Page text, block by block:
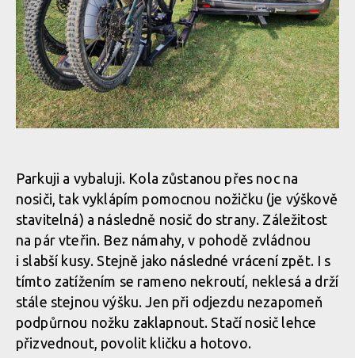
Parkuji a vybaluji. Kola zůstanou přes noc na
nosiči, tak vyklápím pomocnou nožičku (je výškově
stavitelná) a následně nosič do strany. Záležitost
na pár vteřin. Bez námahy, v pohodě zvládnou
i slabší kusy. Stejně jako následné vrácení zpět. I s
tímto zatížením se rameno nekroutí, neklesá a drží
stále stejnou výšku. Jen při odjezdu nezapomeň
podpůrnou nožku zaklapnout. Stačí nosič lehce
přizvednout, povolit kličku a hotovo.